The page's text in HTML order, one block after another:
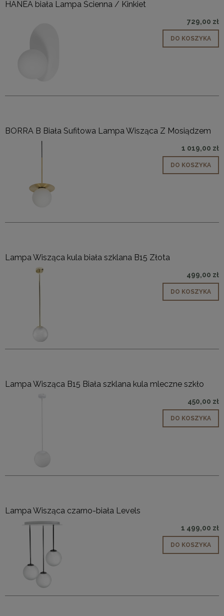
HANEA biała Lampa Ścienna / Kinkiet
729,00 zł
DO KOSZYKA
BORRA B Biała Sufitowa Lampa Wisząca Z Mosiądzem
1 019,00 zł
DO KOSZYKA
Lampa Wisząca kula biała szklana B15 Złota
499,00 zł
DO KOSZYKA
Lampa Wisząca B15 Biała szklana kula mleczne szkło
450,00 zł
DO KOSZYKA
Lampa Wisząca czarno-biała Levels
1 499,00 zł
DO KOSZYKA